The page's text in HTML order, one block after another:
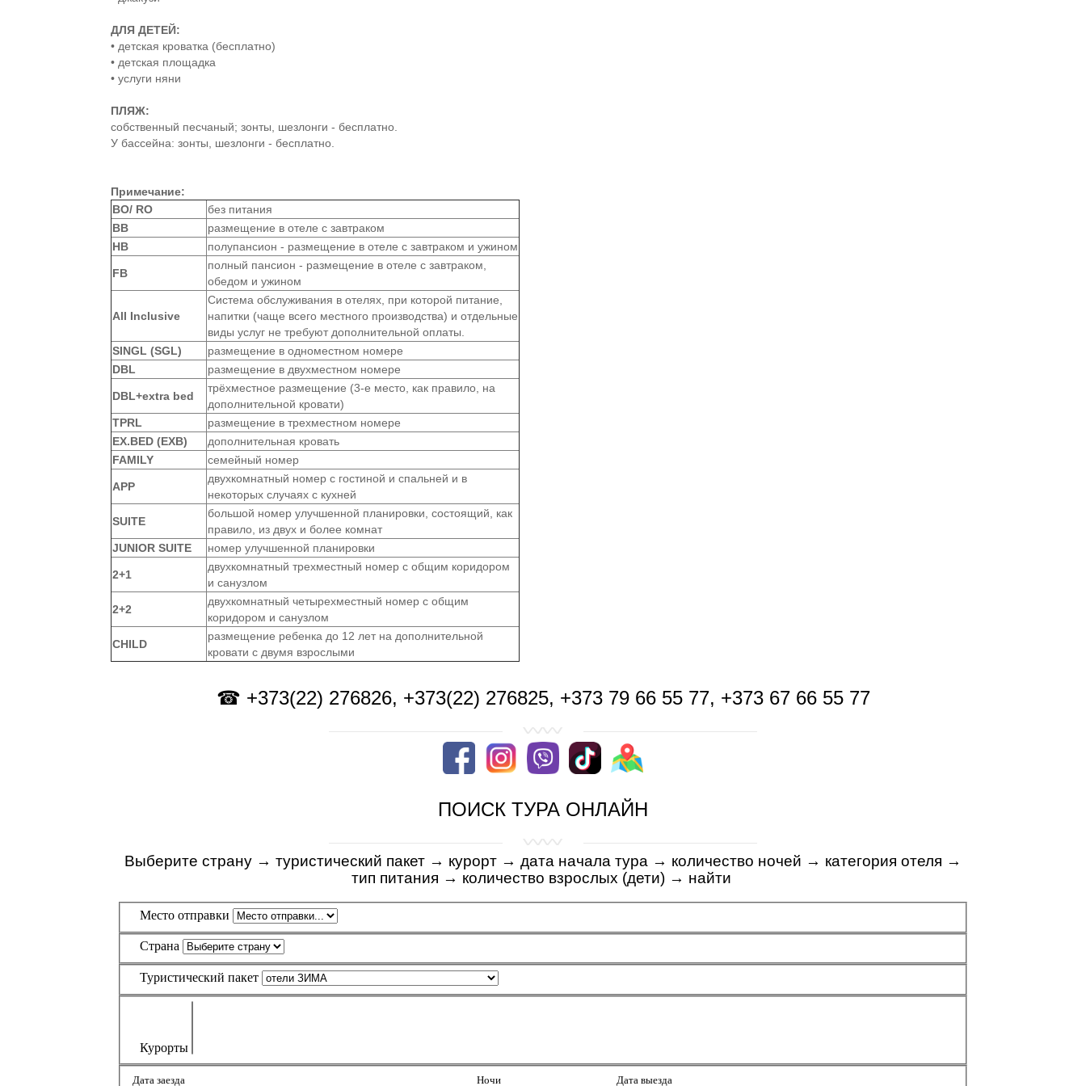
ДЛЯ ДЕТЕЙ:
• детская кроватка (бесплатно)
• детская площадка
• услуги няни
ПЛЯЖ:
собственный песчаный; зонты, шезлонги - бесплатно.
У бассейна: зонты, шезлонги - бесплатно.
Примечание:
ВО/ RO
без питания
BB
размещение в отеле с завтраком
HB
полупансион - размещение в отеле с завтраком и ужином
FB
полный пансион - размещение в отеле с завтраком,
обедом и ужином
All Inclusive
Система обслуживания в отелях, при которой питание,
напитки (чаще всего местного производства) и отдельные
виды услуг не требуют дополнительной оплаты.
SINGL (SGL)
размещение в одноместном номере
DBL
размещение в двухместном номере
DBL+extra bed
трёхместное размещение (3-е место, как правило, на
дополнительной кровати)
TPRL
размещение в трехместном номере
EX.BED (EXB)
дополнительная кровать
FAMILY
семейный номер
APP
двухкомнатный номер с гостиной и спальней и в
некоторых случаях с кухней
SUITE
большой номер улучшенной планировки, состоящий, как
правило, из двух и более комнат
JUNIOR SUITE
номер улучшенной планировки
2+1
двухкомнатный трехместный номер с общим коридором
и санузлом
2+2
двухкомнатный четырехместный номер с общим
коридором и санузлом
CHILD
размещение ребенка до 12 лет на дополнительной
кровати с двумя взрослыми
☎ +373(22) 276826, +373(22) 276825, +373 79 66 55 77, +373 67 66 55 77
ПОИСК ТУРА ОНЛАЙН
Выберите страну → туристический пакет → курорт → дата начала тура → количество ночей → категория отеля →
тип питания → количество взрослых (дети) → найти